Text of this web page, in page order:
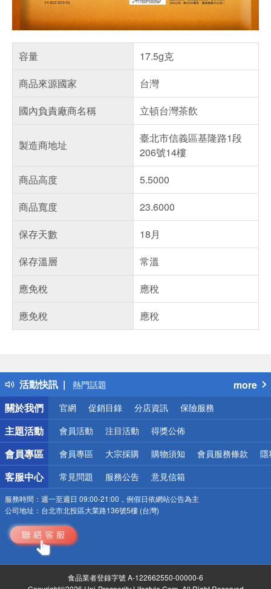
容量
17.5g克
商品來源國家
台灣
國內負責廠商名稱
立頓台灣茶飲
製造商地址
臺北市信義區基隆路1段
206號14樓
商品高度
5.5000
商品寬度
23.6000
保存天數
18月
保存溫層
常溫
應免稅
應稅
應免稅
應稅
活動快訊
得獎公告
熱門話題
銀行優惠
偏遠地區配送
詐騙網頁！請小心！
more
關於我們
官網 促銷目錄 分店資訊 保險服務
主題活動 會員活動 注目活動 得獎公佈
會員專區 會員專區 大宗採購 購物須知 會員服務條款 隱
客服中心 常見問題 服務公告 意見信箱
服務時間： 週一至週日 09:00-21:00，例假日依網站公告為主
公司地址： 台北市北投區大業路136號5樓 (台灣)
食品業者登錄字號 A-122662550-00000-6